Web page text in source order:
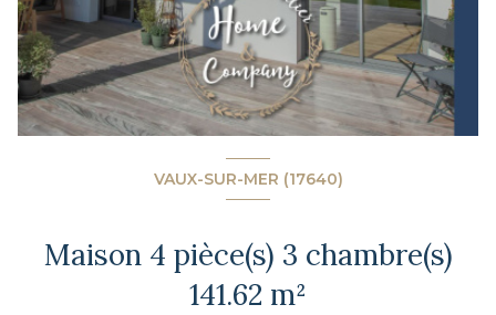
VAUX-SUR-MER (17640)
Maison 4 pièce(s) 3 chambre(s)
141.62 m²